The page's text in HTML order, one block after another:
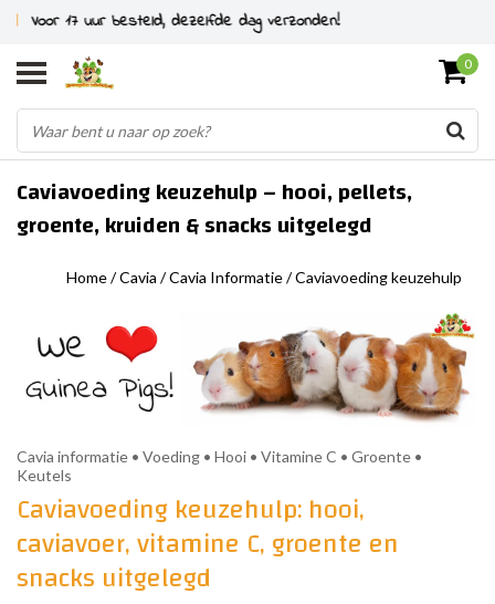
Specialist in knaagdieren sinds 2011
0
Caviavoeding keuzehulp – hooi, pellets,
groente, kruiden & snacks uitgelegd
Home/Cavia /Cavia Informatie/Caviavoeding keuzehulp
Cavia informatie • Voeding • Hooi • Vitamine C • Groente •
Keutels
Caviavoeding keuzehulp: hooi,
caviavoer, vitamine C, groente en
snacks uitgelegd